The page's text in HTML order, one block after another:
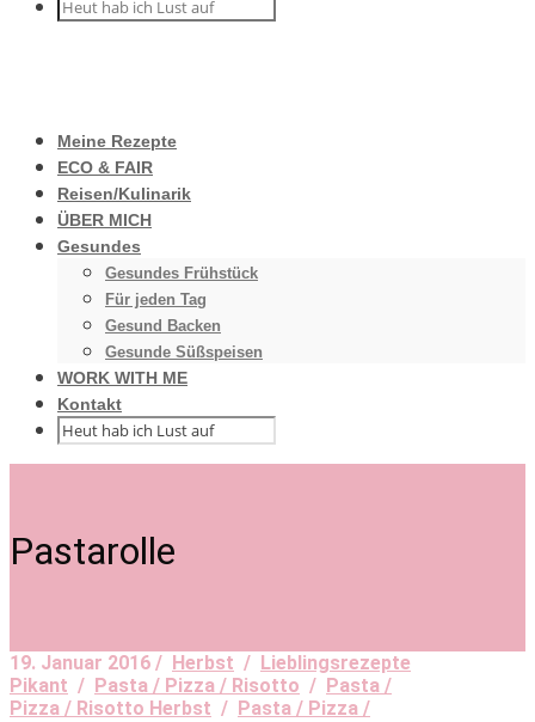
Meine Rezepte
ECO & FAIR
Reisen/Kulinarik
ÜBER MICH
Gesundes
Gesundes Frühstück
Für jeden Tag
Gesund Backen
Gesunde Süßspeisen
WORK WITH ME
Kontakt
Pastarolle
19. Januar 2016 / Herbst / Lieblingsrezepte
Pikant / Pasta / Pizza / Risotto / Pasta /
Pizza / Risotto Herbst / Pasta / Pizza /